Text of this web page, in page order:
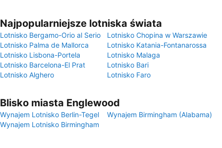
Najpopularniejsze lotniska świata
Lotnisko Bergamo-Orio al Serio
Lotnisko Chopina w Warszawie
Lotnisko Palma de Mallorca
Lotnisko Katania-Fontanarossa
Lotnisko Lisbona-Portela
Lotnisko Malaga
Lotnisko Barcelona-El Prat
Lotnisko Bari
Lotnisko Alghero
Lotnisko Faro
Blisko miasta Englewood
Wynajem Lotnisko Berlin-Tegel
Wynajem Birmingham (Alabama)
Wynajem Lotnisko Birmingham